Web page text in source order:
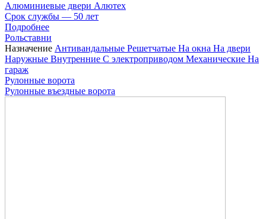
Алюминиевые двери Алютех
Срок службы — 50 лет
Подробнее
Рольставни
Назначение Антивандальные Решетчатые На окна На двери
Наружные Внутренние С электроприводом Механические На
гараж
Рулонные ворота
Рулонные въездные ворота